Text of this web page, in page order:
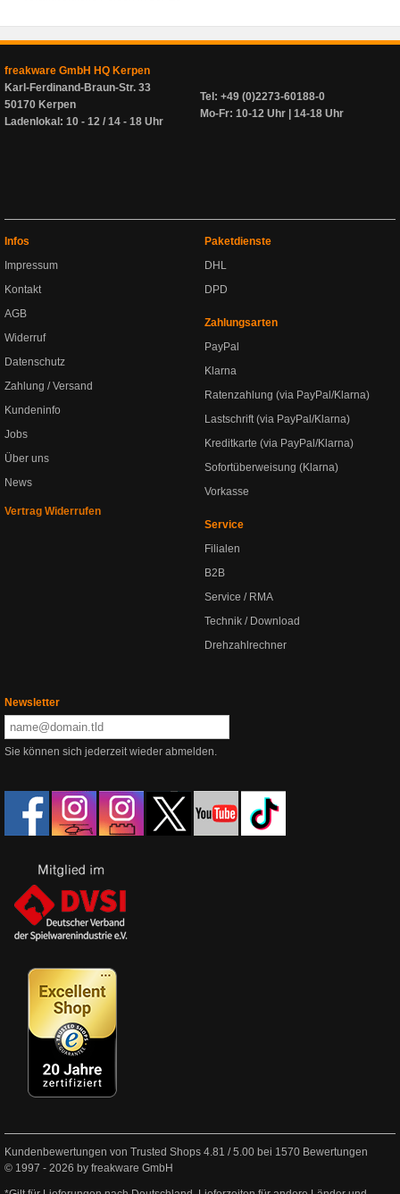
freakware GmbH HQ Kerpen
Karl-Ferdinand-Braun-Str. 33
50170 Kerpen
Ladenlokal: 10 - 12 / 14 - 18 Uhr
Tel: +49 (0)2273-60188-0
Mo-Fr: 10-12 Uhr | 14-18 Uhr
Infos
Impressum
Kontakt
AGB
Widerruf
Datenschutz
Zahlung / Versand
Kundeninfo
Jobs
Über uns
News
Vertrag Widerrufen
Paketdienste
DHL
DPD
Zahlungsarten
PayPal
Klarna
Ratenzahlung (via PayPal/Klarna)
Lastschrift (via PayPal/Klarna)
Kreditkarte (via PayPal/Klarna)
Sofortüberweisung (Klarna)
Vorkasse
Service
Filialen
B2B
Service / RMA
Technik / Download
Drehzahlrechner
Newsletter
Sie können sich jederzeit wieder abmelden.
Kundenbewertungen von Trusted Shops 4.81 /5.00 bei 1570 Bewertungen
© 1997 - 2026 by freakware GmbH